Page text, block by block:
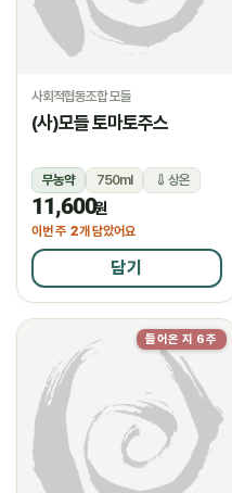
사회적협동조합 모들
(사)모들 토마토주스
무농약 750ml 상온
11,600원
이번 주 2개 담았어요
담기
들어온 지 6주